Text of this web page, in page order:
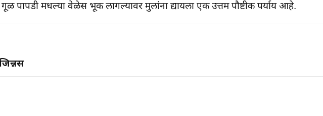
पापडी मधल्या वेळेस भूक लागल्यावर मुलांना द्यायला एक उत्तम पौष्टीक पर्याय आहे.